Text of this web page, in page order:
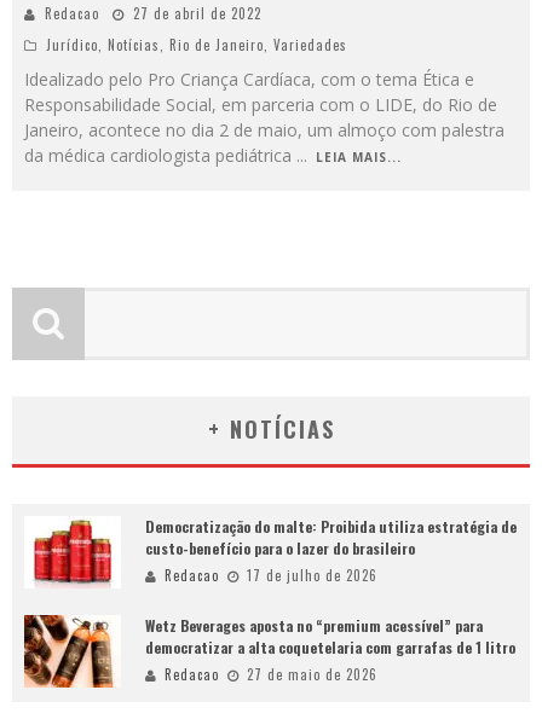
Redacao
27 de abril de 2022
Jurídico Notícias Rio de Janeiro Variedades
Idealizado pelo Pro Criança Cardíaca, com o tema Ética e
Responsabilidade Social, em parceria com o LIDE, do Rio de
Janeiro, acontece no dia 2 de maio, um almoço com palestra
da médica cardiologista pediátrica ... LEIA MAIS...
+ NOTÍCIAS
Democratização do malte: Proibida utiliza estratégia de
custo-benefício para o lazer do brasileiro
Redacao 17 de julho de 2026
Wetz Beverages aposta no “premium acessível” para
democratizar a alta coquetelaria com garrafas de 1 litro
Redacao 27 de maio de 2026